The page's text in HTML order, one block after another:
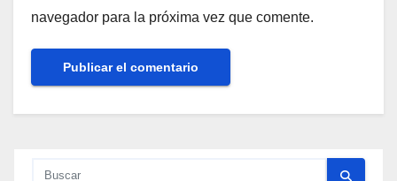
navegador para la próxima vez que comente.